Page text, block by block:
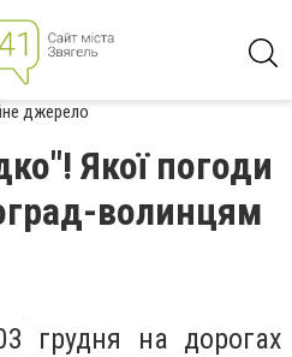
джерело
Якої погоди
волинцям
грудня на дорогах